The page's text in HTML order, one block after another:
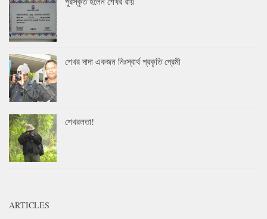
শেখর দাদা একজন নিঃস্বার্থ প্রকৃতি প্রেমী
শেখরলতা!
ARTICLES